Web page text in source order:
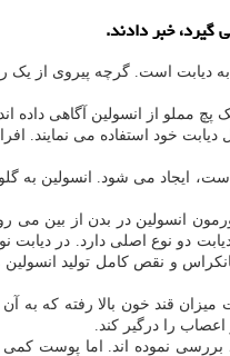
گیرد، خبر دادند.
دیابت است. گرچه پیروی از یک
پچ مملو از انسولین آگاهی داده
خود استفاده می نمایند.
می شود. انسولین به
انسولین در بدن از بین
دو نوع اصلی دارد. در دیابت
و نقص کامل تولید
قند خون بالا رفته که به
را درگیر کند.
نموده اند. اما پوست